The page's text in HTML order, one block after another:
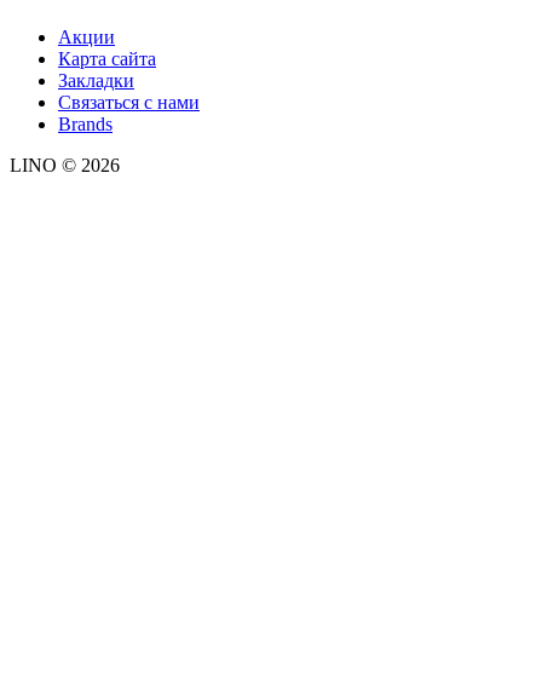
Акции
Карта сайта
Закладки
Связаться с нами
Brands
LINO © 2026